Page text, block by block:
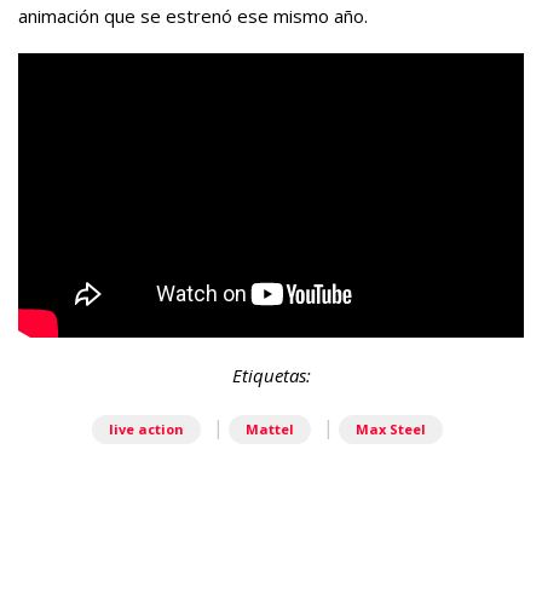
animación que se estrenó ese mismo año.
Etiquetas:
live action | Mattel | Max Steel